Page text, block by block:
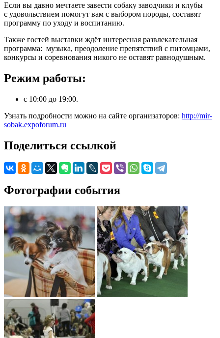
Если вы давно мечтаете завести собаку заводчики и клубы
с удовольствием помогут вам с выбором породы, составят
программу по уходу и воспитанию.
Также гостей выставки ждёт интересная развлекательная
программа: музыка, преодоление препятствий с питомцами,
конкурсы и соревнования никого не оставят равнодушным.
Режим работы:
с 10:00 до 19:00.
Узнать подробности можно на сайте организаторов: http://mir-
sobak.expoforum.ru
Поделиться ссылкой
Фотографии события